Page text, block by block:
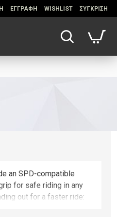
ΕΓΓΡΑΦΗ WISHLIST ΣΥΓΚΡΙΣΗ
an SPD-compatible
for safe riding in any
out for a faster ride: